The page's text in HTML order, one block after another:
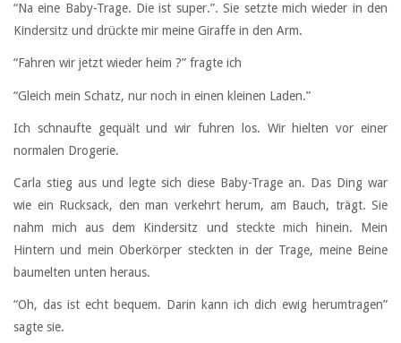
“Na eine Baby-Trage. Die ist super.”. Sie setzte mich wieder in den
Kindersitz und drückte mir meine Giraffe in den Arm.
“Fahren wir jetzt wieder heim ?” fragte ich
“Gleich mein Schatz, nur noch in einen kleinen Laden.”
Ich schnaufte gequält und wir fuhren los. Wir hielten vor einer
normalen Drogerie.
Carla stieg aus und legte sich diese Baby-Trage an. Das Ding war
wie ein Rucksack, den man verkehrt herum, am Bauch, trägt. Sie
nahm mich aus dem Kindersitz und steckte mich hinein. Mein
Hintern und mein Oberkörper steckten in der Trage, meine Beine
baumelten unten heraus.
“Oh, das ist echt bequem. Darin kann ich dich ewig herumtragen”
sagte sie.